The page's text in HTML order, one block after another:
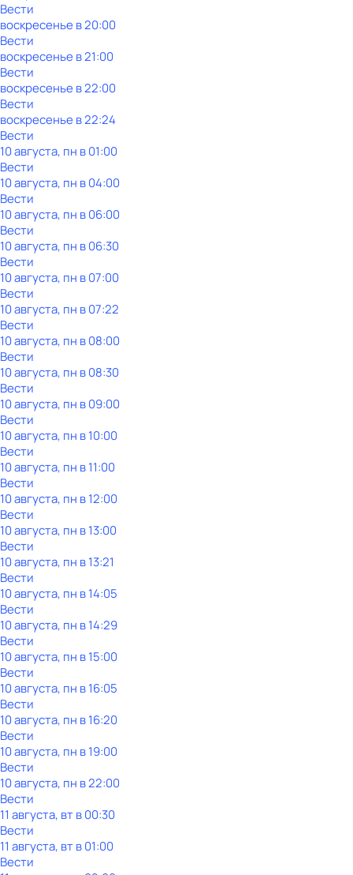
Вести
воскресенье в20:00
Вести
воскресенье в21:00
Вести
воскресенье в22:00
Вести
воскресенье в22:24
Вести
10 августа, пн в 01:00
Вести
10 августа, пн в 04:00
Вести
10 августа, пн в 06:00
Вести
10 августа, пн в 06:30
Вести
10 августа, пн в 07:00
Вести
10 августа, пн в 07:22
Вести
10 августа, пн в 08:00
Вести
10 августа, пн в 08:30
Вести
10 августа, пн в 09:00
Вести
10 августа, пн в 10:00
Вести
10 августа, пн в 11:00
Вести
10 августа, пн в 12:00
Вести
10 августа, пн в 13:00
Вести
10 августа, пн в 13:21
Вести
10 августа, пн в 14:05
Вести
10 августа, пн в 14:29
Вести
10 августа, пн в 15:00
Вести
10 августа, пн в 16:05
Вести
10 августа, пн в 16:20
Вести
10 августа, пн в 19:00
Вести
10 августа, пн в 22:00
Вести
11 августа, вт в 00:30
Вести
11 августа, вт в 01:00
Вести